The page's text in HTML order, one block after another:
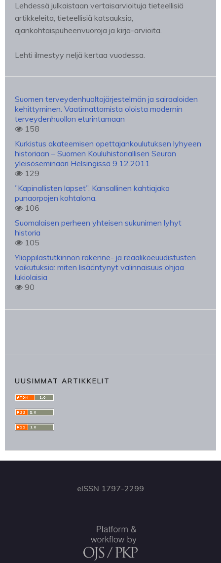
Lehdessä julkaistaan vertaisarvioituja tieteellisiä
artikkeleita, tieteellisiä katsauksia,
ajankohtaispuheenvuoroja ja kirja-arvioita.
Lehti ilmestyy neljä kertaa vuodessa.
Suomen terveydenhuoltojärjestelmän ja sairaaloiden
kehittyminen. Vaatimattomista oloista modernin
terveydenhuollon eturintamaan
158
Kurkistus akateemisen opettajankoulutuksen lyhyeen
historiaan – Suomen Kouluhistoriallisen Seuran
yleisöseminaari Helsingissä 9.12.2011
129
”Kapinallisten lapset”. Kansallinen kahtiajako
punaorpojen kohtalona.
106
Suomalaisen perheen yhteisen sukunimen lyhyt
historia
105
Ylioppilastutkinnon rakenne- ja reaalikoeuudistusten
vaikutuksia: miten lisääntynyt valinnaisuus ohjaa
lukiolaisia
90
UUSIMMAT ARTIKKELIT
eISSN 1797-2299